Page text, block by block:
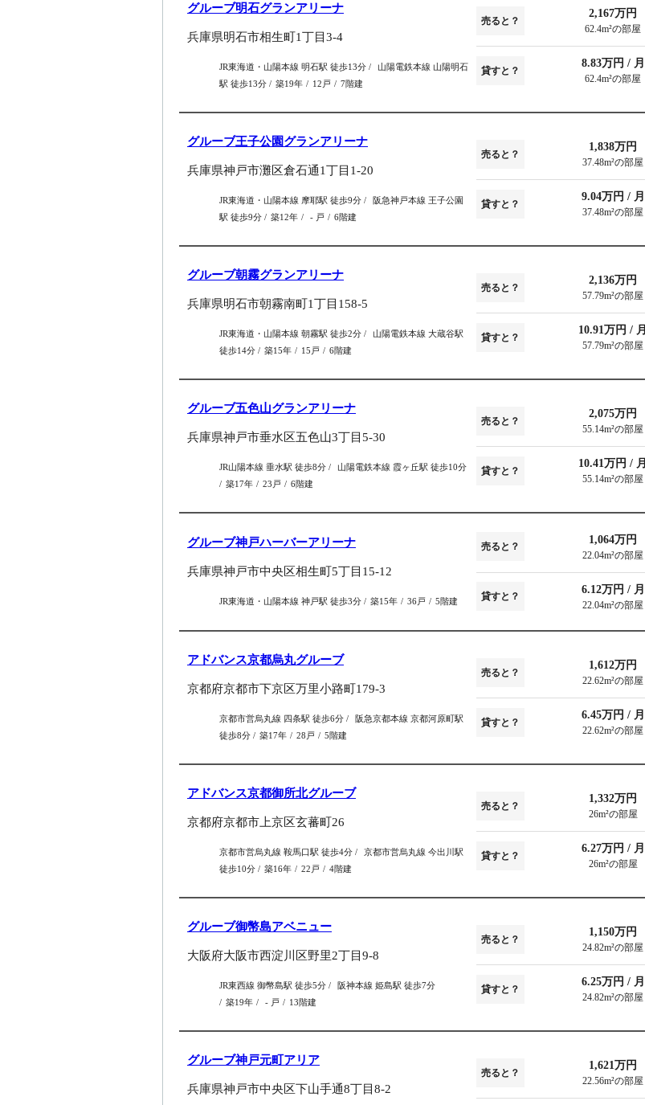
グルーブ明石グランアリーナ
兵庫県明石市相生町1丁目3-4
JR東海道・山陽本線 明石駅 徒歩13分
山陽電鉄本線 山陽明石
駅 徒歩13分
築19年 12戸 7階建
売ると？
2,167万円
62.4m²の部屋
貸すと？
8.83万円 / 月
62.4m²の部屋
グルーブ王子公園グランアリーナ
兵庫県神戸市灘区倉石通1丁目1-20
JR東海道・山陽本線 摩耶駅 徒歩9分
阪急神戸本線 王子公園
駅 徒歩9分
築12年 - 戸 6階建
売ると？
1,838万円
37.48m²の部屋
貸すと？
9.04万円 / 月
37.48m²の部屋
グルーブ朝霧グランアリーナ
兵庫県明石市朝霧南町1丁目158-5
JR東海道・山陽本線 朝霧駅 徒歩2分
山陽電鉄本線 大蔵谷駅
徒歩14分
築15年 15戸 6階建
売ると？
2,136万円
57.79m²の部屋
貸すと？
10.91万円 / 月
57.79m²の部屋
グルーブ五色山グランアリーナ
兵庫県神戸市垂水区五色山3丁目5-30
JR山陽本線 垂水駅 徒歩8分
山陽電鉄本線 霞ヶ丘駅 徒歩10分
築17年
23戸 6階建
売ると？
2,075万円
55.14m²の部屋
貸すと？
10.41万円 / 月
55.14m²の部屋
グルーブ神戸ハーバーアリーナ
兵庫県神戸市中央区相生町5丁目15-12
JR東海道・山陽本線 神戸駅 徒歩3分 築15年 36戸 5階建
売ると？
1,064万円
22.04m²の部屋
貸すと？
6.12万円 / 月
22.04m²の部屋
アドバンス京都烏丸グルーブ
京都府京都市下京区万里小路町179-3
京都市営烏丸線 四条駅 徒歩6分
阪急京都本線 京都河原町駅
徒歩8分
築17年 28戸 5階建
売ると？
1,612万円
22.62m²の部屋
貸すと？
6.45万円 / 月
22.62m²の部屋
アドバンス京都御所北グルーブ
京都府京都市上京区玄蕃町26
京都市営烏丸線 鞍馬口駅 徒歩4分
京都市営烏丸線 今出川駅
徒歩10分
築16年 22戸 4階建
売ると？
1,332万円
26m²の部屋
貸すと？
6.27万円 / 月
26m²の部屋
グルーブ御幣島アベニュー
大阪府大阪市西淀川区野里2丁目9-8
JR東西線 御幣島駅 徒歩5分
阪神本線 姫島駅 徒歩7分
築19年
- 戸 13階建
売ると？
1,150万円
24.82m²の部屋
貸すと？
6.25万円 / 月
24.82m²の部屋
グルーブ神戸元町アリア
兵庫県神戸市中央区下山手通8丁目8-2
売ると？
1,621万円
22.56m²の部屋